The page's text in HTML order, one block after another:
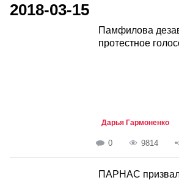
2018-03-15
Памфилова
протестное
Дарья Гармоненко
0 9814
ПАРНАС призвал